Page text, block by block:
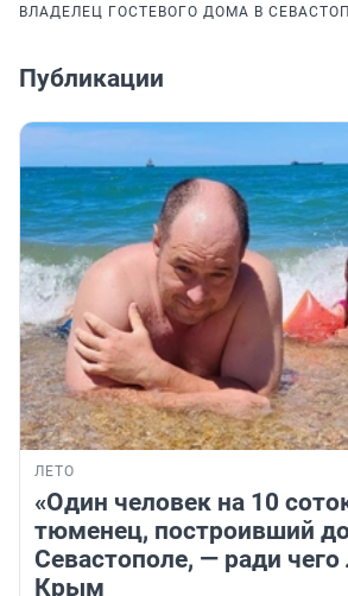
ВЛАДЕЛЕЦ ГОСТЕВОГО ДОМА В
Публикации
ЛЕТО
«Один человек на 10
тюменец, построивший
Севастополе, — ради
Крым